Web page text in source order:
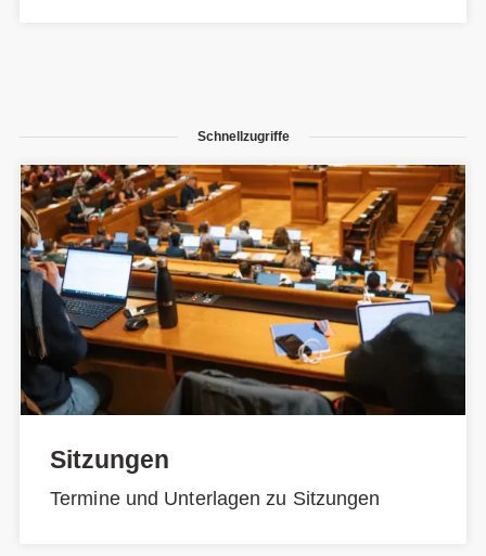
Schnellzugriffe
Sitzungen
Termine und Unterlagen zu Sitzungen